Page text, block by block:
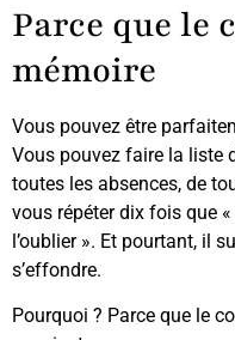
Parce que le
mémoire
Vous pouvez être
Vous pouvez faire la liste
toutes les absences, de
vous répéter dix fois que
l’oublier ». Et pourtant, il
s’effondre.
Pourquoi ? Parce que le